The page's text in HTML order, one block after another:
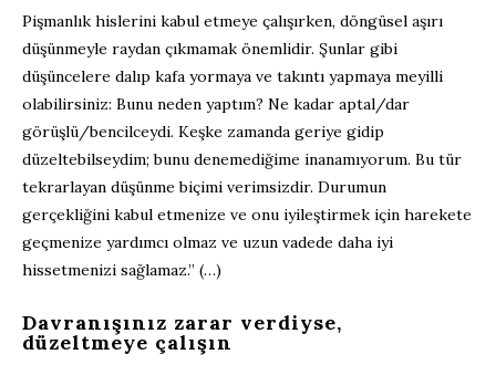
Pişmanlık hislerini kabul etmeye çalışırken, döngüsel aşırı
düşünmeyle raydan çıkmamak önemlidir. Şunlar gibi
düşüncelere dalıp kafa yormaya ve takıntı yapmaya meyilli
olabilirsiniz: Bunu neden yaptım? Ne kadar aptal/dar
görüşlü/bencilceydi. Keşke zamanda geriye gidip
düzeltebilseydim; bunu denemediğime inanamıyorum. Bu tür
tekrarlayan düşünme biçimi verimsizdir. Durumun
gerçekliğini kabul etmenize ve onu iyileştirmek için harekete
geçmenize yardımcı olmaz ve uzun vadede daha iyi
hissetmenizi sağlamaz.” (…)
Davranışınız zarar verdiyse,
düzeltmeye çalışın